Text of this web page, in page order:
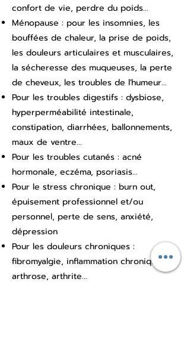
confort de vie, perdre du poids...
Ménopause : pour les insomnies, les
bouffées de chaleur, la prise de poids,
les douleurs articulaires et musculaires,
la sécheresse des muqueuses, la perte
de cheveux, les troubles de l'humeur...
Pour les troubles digestifs : dysbiose,
hyperperméabilité intestinale,
constipation, diarrhées, ballonnements,
maux de ventre...
Pour les troubles cutanés : acné
hormonale, eczéma, psoriasis...
Pour le stress chronique : burn out,
épuisement professionnel et/ou
personnel, perte de sens, anxiété,
dépression
Pour les douleurs chroniques :
fibromyalgie, inflammation chronique,
arthrose, arthrite...